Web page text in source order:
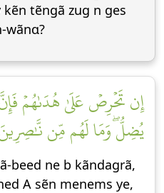
kẽn tẽngã zug n ges
wãnɑ?
إِن تَحۡرِصۡ عَلَىٰ هُدَىٰهُمۡ
يُضِلُّۖ وَمَا لَهُم مِّن نَّٰصِرِينَ
beed ne b kãndagrã,
A sẽn menems ye,